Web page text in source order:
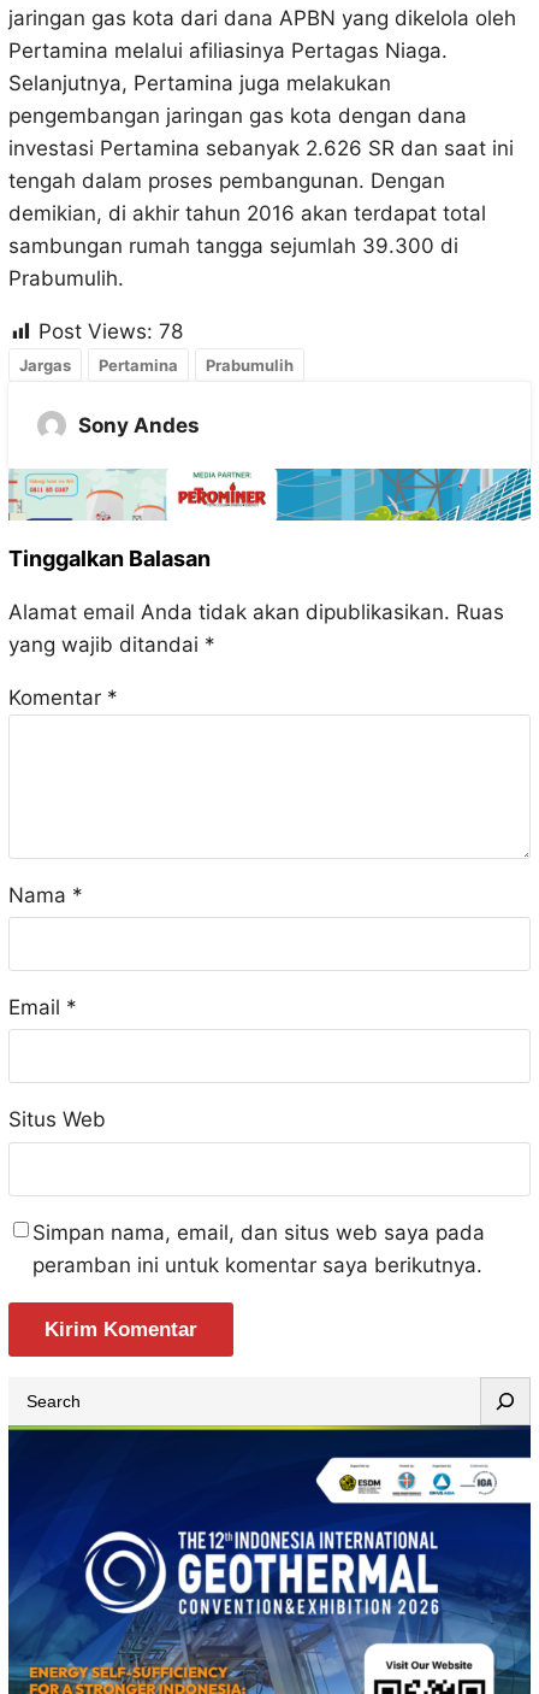
jaringan gas kota dari dana APBN yang dikelola oleh
Pertamina melalui afiliasinya Pertagas Niaga.
Selanjutnya, Pertamina juga melakukan
pengembangan jaringan gas kota dengan dana
investasi Pertamina sebanyak 2.626 SR dan saat ini
tengah dalam proses pembangunan. Dengan
demikian, di akhir tahun 2016 akan terdapat total
sambungan rumah tangga sejumlah 39.300 di
Prabumulih.
Post Views: 78
Jargas Pertamina Prabumulih
Sony Andes
Tinggalkan Balasan
Alamat email Anda tidak akan dipublikasikan. Ruas
yang wajib ditandai *
Komentar *
Nama *
Email *
Situs Web
Simpan nama, email, dan situs web saya pada
peramban ini untuk komentar saya berikutnya.
e